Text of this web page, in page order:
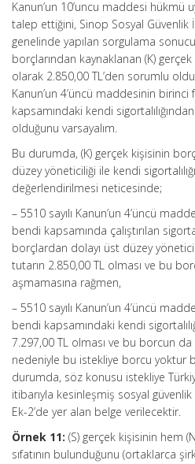
Kanun’un 10’uncu maddesi hükmü
talep ettiğini, Sinop Sosyal Güvenlik
genelinde yapılan sorgulama
borçlarından kaynaklanan (K)
olarak 2.850,00 TL’den sorumlu
Kanun’un 4’üncü maddesinin birinci
kapsamındaki kendi
olduğunu varsayalım.
Bu durumda, (K) gerçek kişisinin
düzey yöneticiliği ile kendi
değerlendirilmesi neticesinde;
– 5510 sayılı Kanun’un 4’üncü
bendi kapsamında çalıştırılan
borçlardan dolayı üst düzey
tutarın 2.850,00 TL olması ve bu
aşmamasına rağmen,
– 5510 sayılı Kanun’un 4’üncü
bendi kapsamındaki kendi
7.297,00 TL olması ve bu borcun da
nedeniyle bu istekliye borcu yoktur
durumda, söz konusu istekliye
itibarıyla kesinleşmiş sosyal
Ek-2’de yer alan belge verilecektir.
Örnek 11: (S) gerçek kişisinin hem
sıfatının bulunduğunu (ortaklarca